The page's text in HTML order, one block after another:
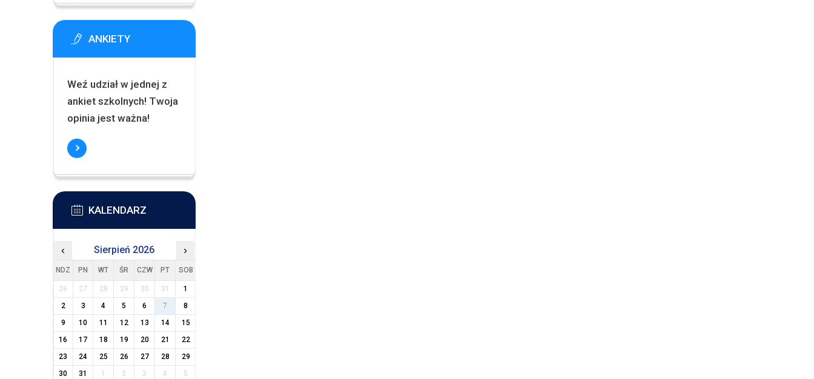
ANKIETY
Weź udział w jednej z
ankiet szkolnych! Twoja
opinia jest ważna!
KALENDARZ
‹ Sierpień 2026 ›
NDZ PN WT ŚR CZW PT SOB
26 27 28 29 30 31
1
2
3 4 5 6 7
8
9
10 11 12 13 14
15
16
17 18 19 20 21
22
23
24 25 26 27 28
29
30
31 1 2 3 4 5